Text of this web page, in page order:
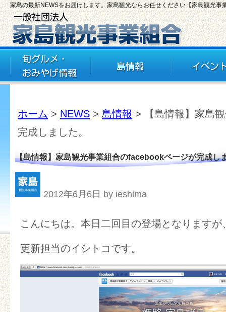
家島の最新NEWSをお届けします。家島観光ならお任せください【家島観光事
ホーム > NEWS > 島情報 > 【島情報】家島
完成しました。
【島情報】家島観光事業組合のfacebookページが完成し
2012年6月6日 by ieshima
こんにちは。本日二回目の登場となりますが
更新担当のイシトコです。